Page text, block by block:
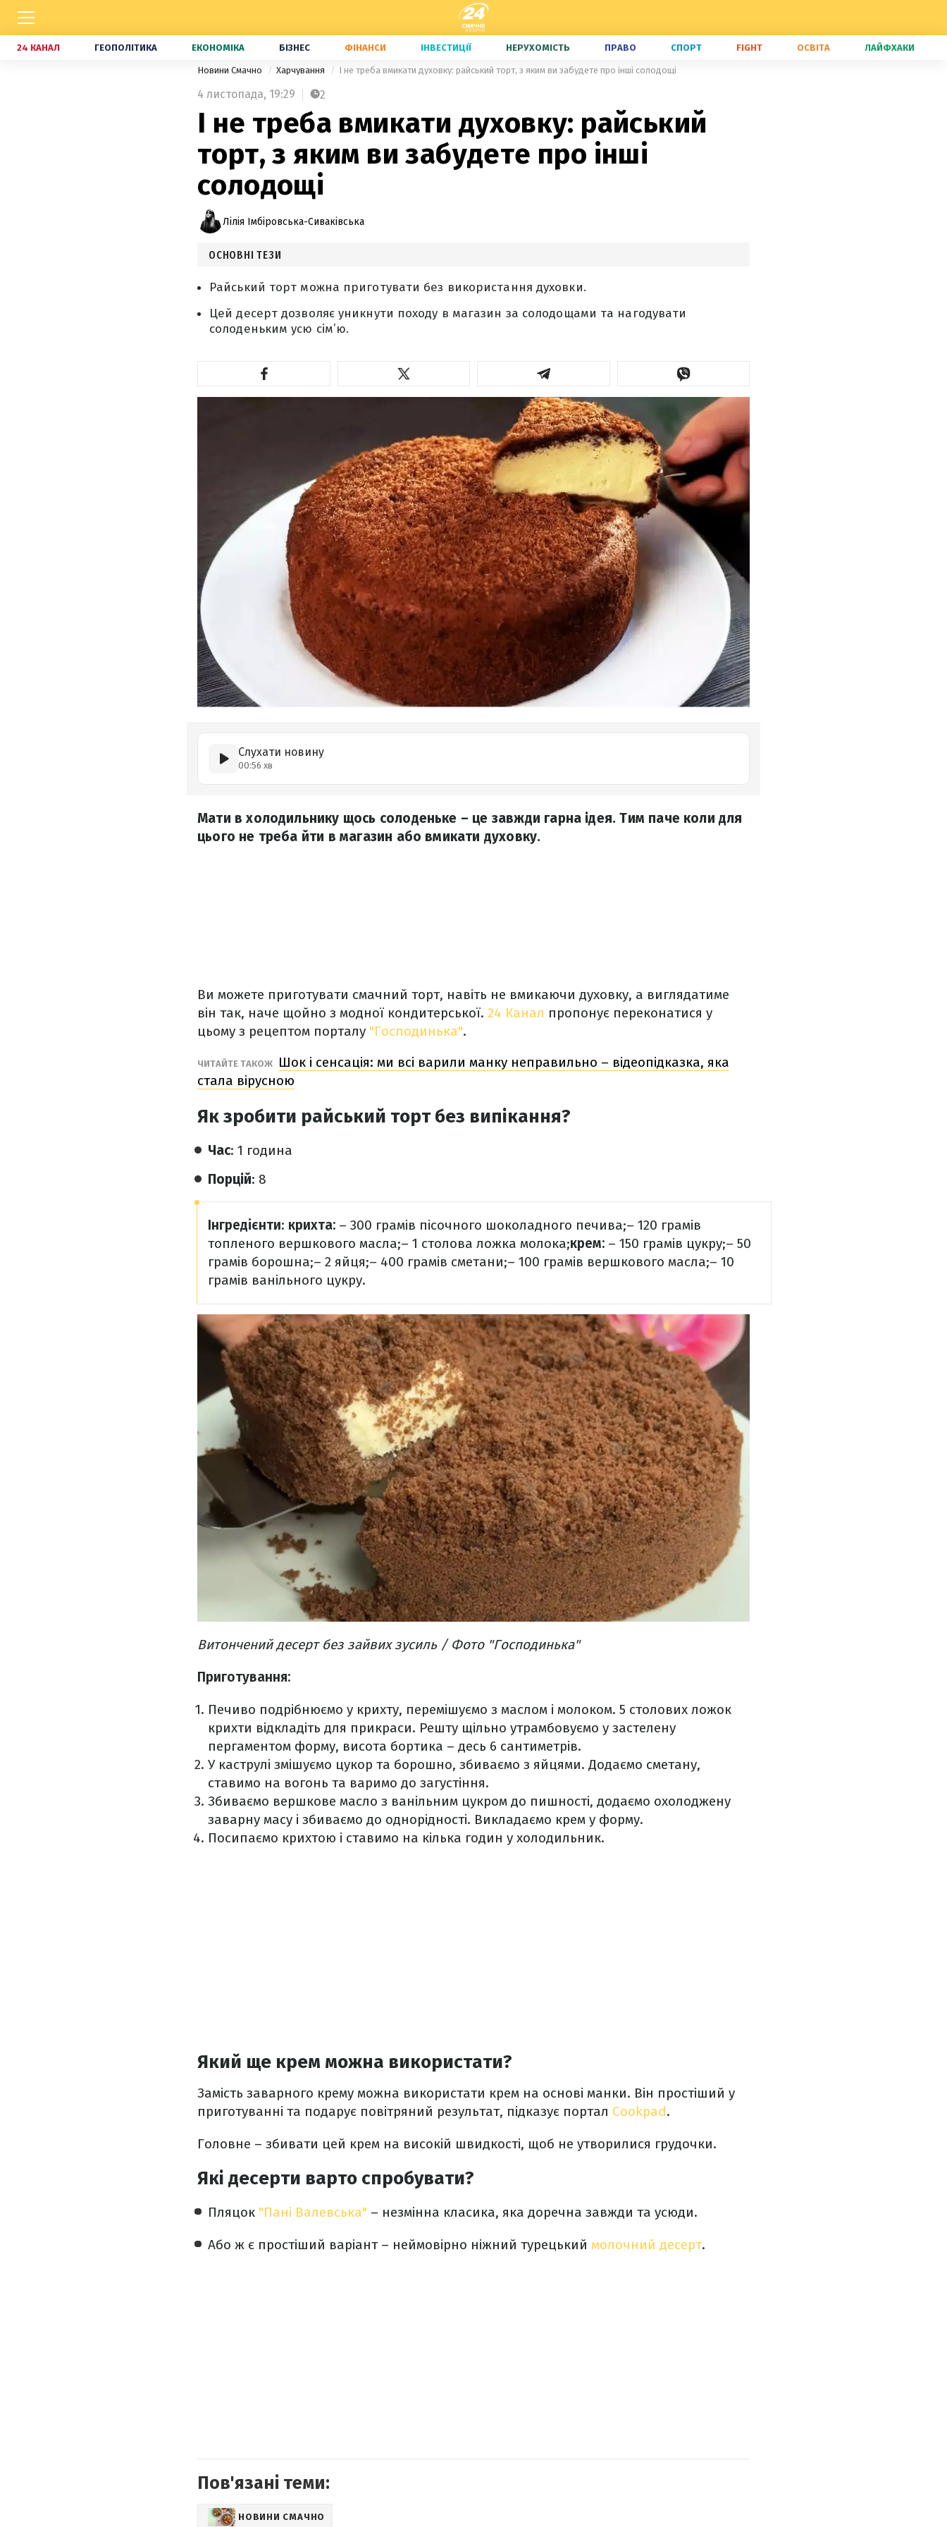
24 КАНАЛ ГЕОПОЛІТИКА ЕКОНОМІКА БІЗНЕС ФІНАНСИ ІНВЕСТИЦІЇ НЕРУХОМІСТЬ ПРАВО СПОРТ FIGHT ОСВІТА ЛАЙФХАКИ
Новини Смачно Харчування І не треба вмикати духовку: райський торт, з яким ви забудете про інші солодощі
4 листопада, 19:29 2
І не треба вмикати духовку: райський
торт, з яким ви забудете про інші
солодощі
Лілія Імбіровська-Сиваківська
ОСНОВНІ ТЕЗИ
Райський торт можна приготувати без використання духовки.
Цей десерт дозволяє уникнути походу в магазин за солодощами та нагодувати
солоденьким усю сімʼю.
Слухати новину
00:56 хв
Мати в холодильнику щось солоденьке – це завжди гарна ідея. Тим паче коли для
цього не треба йти в магазин або вмикати духовку.
Ви можете приготувати смачний торт, навіть не вмикаючи духовку, а виглядатиме
він так, наче щойно з модної кондитерської. 24 Канал пропонує переконатися у
цьому з рецептом порталу "Господинька".
ЧИТАЙТЕ ТАКОЖ
Шок і сенсація: ми всі варили манку неправильно – відеопідказка, яка
стала вірусною
Як зробити райський торт без випікання?
Час: 1 година
Порцій: 8
Інгредієнти: крихта: – 300 грамів пісочного шоколадного печива;– 120 грамів
топленого вершкового масла;– 1 столова ложка молока;крем: – 150 грамів цукру;– 50
грамів борошна;– 2 яйця;– 400 грамів сметани;– 100 грамів вершкового масла;– 10
грамів ванільного цукру.
Витончений десерт без зайвих зусиль / Фото "Господинька"
Приготування:
Печиво подрібнюємо у крихту, перемішуємо з маслом і молоком. 5 столових ложок
крихти відкладіть для прикраси. Решту щільно утрамбовуємо у застелену
пергаментом форму, висота бортика – десь 6 сантиметрів.
У каструлі змішуємо цукор та борошно, збиваємо з яйцями. Додаємо сметану,
ставимо на вогонь та варимо до загустіння.
Збиваємо вершкове масло з ванільним цукром до пишності, додаємо охолоджену
заварну масу і збиваємо до однорідності. Викладаємо крем у форму.
Посипаємо крихтою і ставимо на кілька годин у холодильник.
Який ще крем можна використати?
Замість заварного крему можна використати крем на основі манки. Він простіший у
приготуванні та подарує повітряний результат, підказує портал Cookpad.
Головне – збивати цей крем на високій швидкості, щоб не утворилися грудочки.
Які десерти варто спробувати?
Пляцок "Пані Валевська" – незмінна класика, яка доречна завжди та усюди.
Або ж є простіший варіант – неймовірно ніжний турецький молочний десерт.
Пов'язані теми:
НОВИНИ СМАЧНО